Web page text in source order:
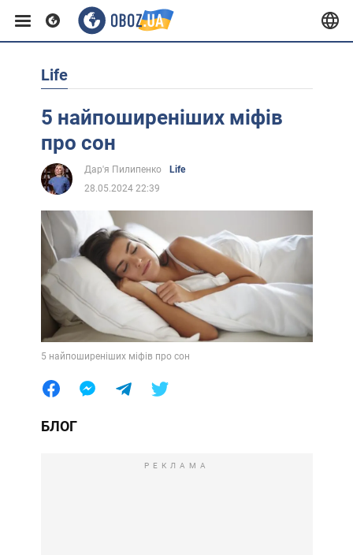
Європа
США
Африка
Життя
Лайфхаки
Life
5 найпоширеніших міфів
про сон
Дар'я Пилипенко
Life
28.05.2024 22:39
5 найпоширеніших міфів про сон
БЛОГ
РЕКЛАМА